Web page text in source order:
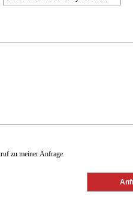
zu meiner Anfrage.